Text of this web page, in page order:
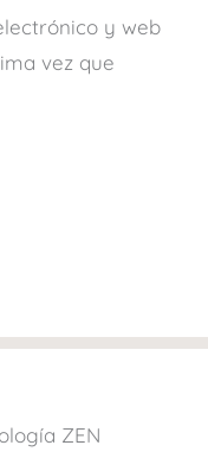
y web
vez que
ZEN